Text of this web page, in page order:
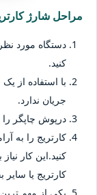
مراحل شارژ
دستگاه مورد
کنید.
با استفاده از
جریان ندارد.
درپوش چاپگر را
کارتریج را به
کنید.این کار
کارتریج یا